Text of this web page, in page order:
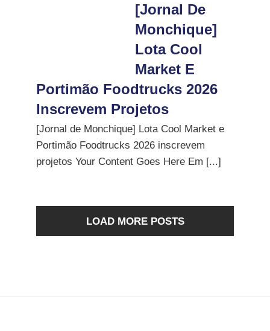
[Jornal De
Monchique]
Lota Cool
Market E
Portimão Foodtrucks 2026
Inscrevem Projetos
[Jornal de Monchique] Lota Cool Market e
Portimão Foodtrucks 2026 inscrevem
projetos Your Content Goes Here Em [...]
LOAD MORE POSTS